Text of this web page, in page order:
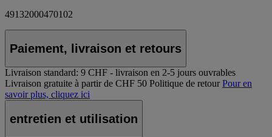
49132000470102
Paiement, livraison et retours
Livraison standard: 9 CHF - livraison en 2-5 jours ouvrables
Livraison gratuite à partir de CHF 50 Politique de retour Pour en
savoir plus, cliquez ici
entretien et utilisation